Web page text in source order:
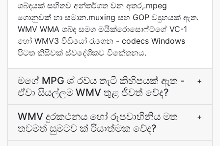
ශබ්දයක් සහිතව අන්තර්ගත වන අතර,.mpeg
ගොනුවක් හා සමාන.muxing සහ GOP ව්‍යුහයක් ඇත.
WMV WMA ශබ්ද සමග මයික්රොසොෆ්ට්ගේ VC-1
හෝ WMV3 වීඩියෝ රැගෙන - codecs Windows
පිටත කිසිවක් ස්වදේශිකව විකේතනය.
මගේ MPG ශ් රව්ය තැටි කිහිපයක් ඇත -
ඒවා සියල්ලම WMV තුළ ජීවත් වේද?
+
WMV දුරකථනය හෝ රූපවාහිනිය මත
තවමත් සුමටව ක් රියාත්මක වේද?
+